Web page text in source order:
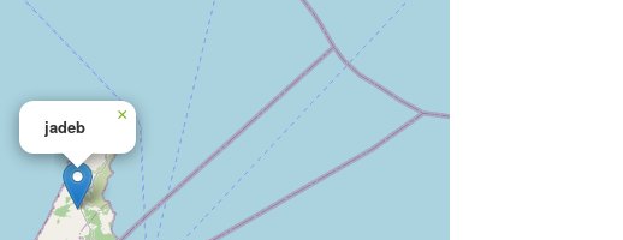
jadeb
×